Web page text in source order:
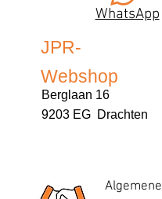
WhatsApp
JPR-
Webshop
Berglaan 16
9203 EG Drachten
Algemene